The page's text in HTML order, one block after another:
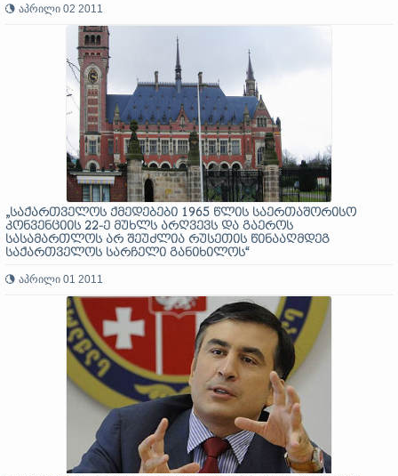
აპრილი 02 2011
„საქართველოს ქმედებები 1965 წლის საერთაშორისო
კონვენციის 22-ე მუხლს არღვევს და გაეროს
სასამართლოს არ შეუძლია რუსეთის წინააღმდეგ
საქართველოს სარჩელი განიხილოს“
აპრილი 01 2011